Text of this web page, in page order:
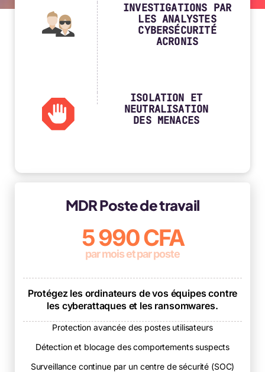
INVESTIGATIONS PAR
LES ANALYSTES
CYBERSÉCURITÉ
ACRONIS
ISOLATION ET
NEUTRALISATION
DES MENACES
MDR Poste de travail
5 990 CFA
par mois et par poste
Protégez les ordinateurs de vos équipes contre
les cyberattaques et les ransomwares.
Protection avancée des postes utilisateurs
Détection et blocage des comportements suspects
Surveillance continue par un centre de sécurité (SOC)